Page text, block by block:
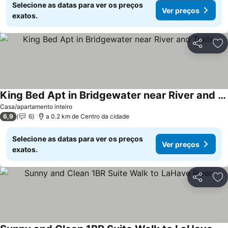
Selecione as datas para ver os preços
exatos.
Ver preços
Partilhar
Casa/apartamento inteiro
King Bed Apt in Bridgewater near River and Trails
6,9 6 a 0.2 km de Centro da cidade
Selecione as datas para ver os preços
exatos.
Ver preços
Partilhar